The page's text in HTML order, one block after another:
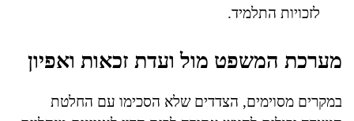
לזכויות התלמיד.
מערכת המשפט מול ועדת זכאות ואפיון
במקרים מסוימים, הצדדים שלא הסכימו עם החלטת